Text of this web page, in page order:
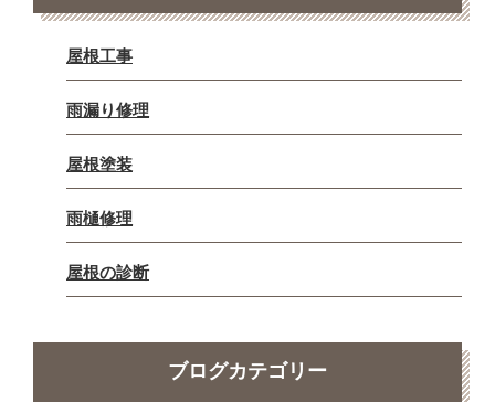
屋根工事
雨漏り修理
屋根塗装
雨樋修理
屋根の診断
ブログカテゴリー